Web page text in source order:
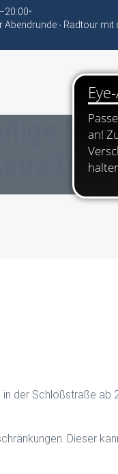
•
Abendrunde - Radtour mit
der Schloßstraße
Dieser